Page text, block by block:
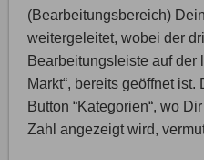
(Bearbeitungsbereich)
weitergeleitet, wobei der
Bearbeitungsleiste auf der
Markt“, bereits geöffnet
Button “Kategorien“, wo
Zahl angezeigt wird,